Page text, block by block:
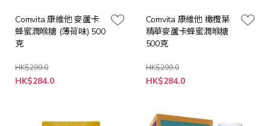
Comvita 康維他 麥蘆卡
蜂蜜潤喉糖 (薄荷味) 500
克
HK$299.0
特
殊
HK$284.0
Comvita 康維他 橄欖葉
精華麥蘆卡蜂蜜潤喉糖
500克
HK$299.0
特
殊
HK$284.0